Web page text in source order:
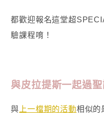
都歡迎報名這堂超
驗課程唷！
與皮拉提斯一起過
與 上一檔期的活動相似的